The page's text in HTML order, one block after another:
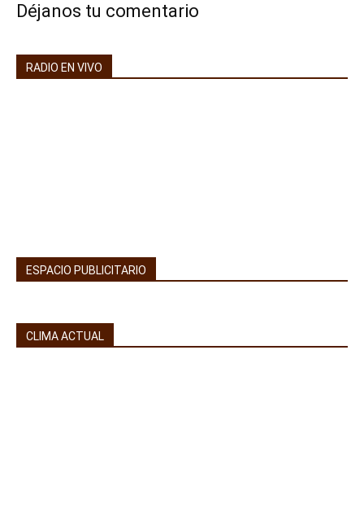
Déjanos tu comentario
RADIO EN VIVO
ESPACIO PUBLICITARIO
CLIMA ACTUAL